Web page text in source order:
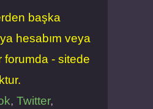
başka
hesabım veya
forumda - sitede
, Twitter,